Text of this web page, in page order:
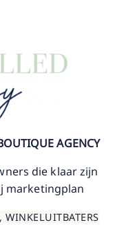
AGENCY
die klaar zijn
marketingplan
WINKELUITBATERS